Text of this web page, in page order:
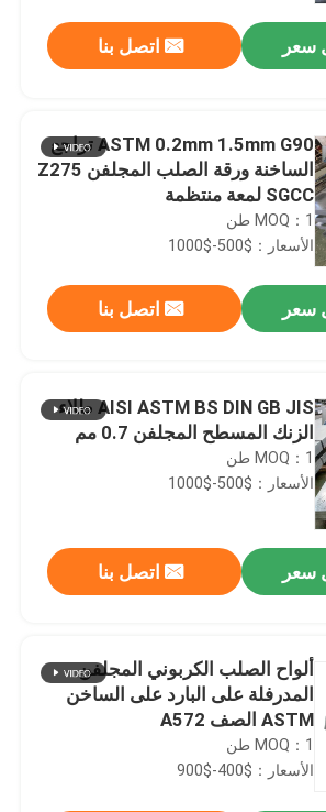
سعر اتصل بنا
ASTM 0.2mm 1.5mm G90 تراجع
الساخنة ورقة الصلب المجلفن Z275
SGCC لمعة منتظمة
MOQ：1 طن
الأسعار：$500-$1000
سعر اتصل بنا
AISI ASTM BS DIN GB JIS طلاء
الزنك المسطح المجلفن 0.7 مم
MOQ：1 طن
الأسعار：$500-$1000
سعر اتصل بنا
ألواح الصلب الكربوني المجلفن
المدرفلة على البارد على الساخن
ASTM الصف A572
MOQ：1 طن
الأسعار：$400-$900